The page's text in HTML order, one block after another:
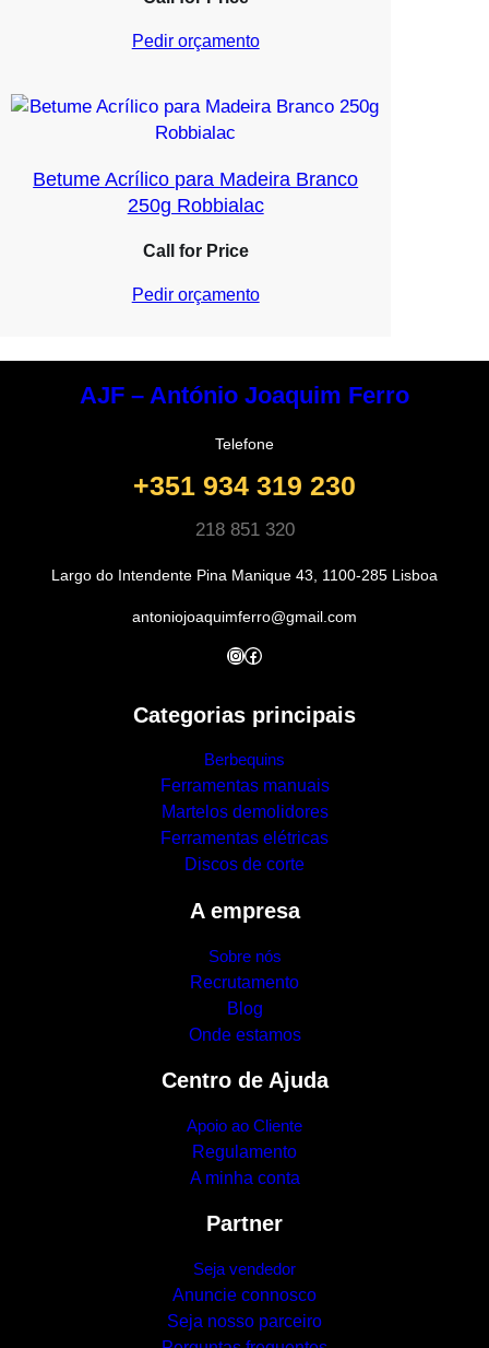
Pedir orçamento
Betume Acrílico para Madeira Branco
250g Robbialac
Call for Price
Pedir orçamento
AJF – António Joaquim Ferro
Telefone
+351 934 319 230
218 851 320
Largo do Intendente Pina Manique 43, 1100-285 Lisboa
antoniojoaquimferro@gmail.com
InstagramFacebook
Categorias principais
Berbequins
Ferramentas manuais
Martelos demolidores
Ferramentas elétricas
Discos de corte
A empresa
Sobre nós
Recrutamento
Blog
Onde estamos
Centro de Ajuda
Apoio ao Cliente
Regulamento
A minha conta
Partner
Seja vendedor
Anuncie connosco
Seja nosso parceiro